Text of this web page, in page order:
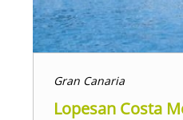
Gran Canaria
Lopesan Costa